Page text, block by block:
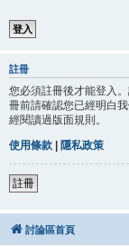
註冊
您必須註冊後才能登入
冊前請確認您已經明白
經閱讀過版面規則。
使用條款 | 隱私政策
註冊
討論區首頁